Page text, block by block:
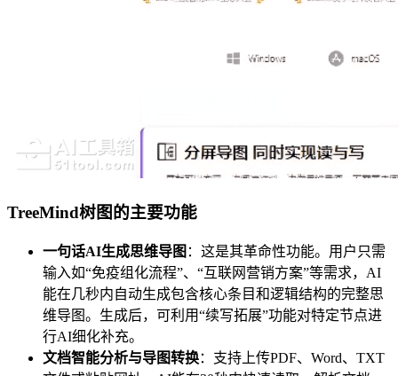
TreeMind树图的主要功能
一句话AI生成思维导图 ：这是其革命性功能。用户只需
输入如“免疫组化流程”、“互联网营销方案”等需求，AI
能在几秒内自动生成包含核心条目和逻辑结构的完整思
维导图。生成后，可利用“续写拓展”功能对特定节点进
行AI细化补充。
文档智能分析与导图转换：支持上传PDF、Word、TXT